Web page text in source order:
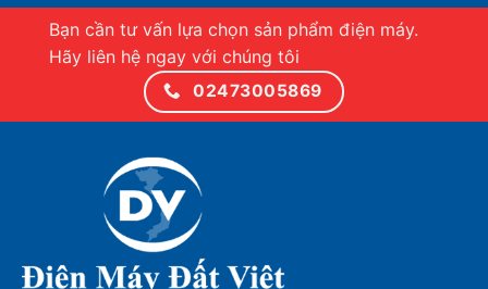
Bạn cần tư vấn lựa chọn sản phẩm điện máy.
Hãy liên hệ ngay với chúng tôi
02473005869